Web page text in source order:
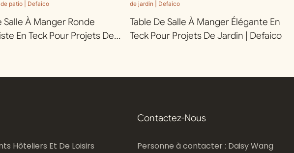
Salle À Manger Ronde
En Teck Pour Projets De
Table De Salle À Manger Élégante En
Teck Pour Projets De Jardin | Defaico
Hôteliers Et De Loisirs
Contactez-Nous
Personne à contacter : Daisy Wang